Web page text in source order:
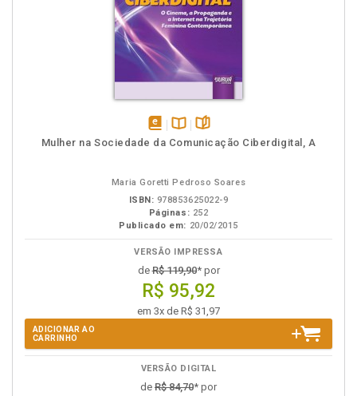
disponívelDisponível
páginas
Mulher na Sociedade da Comunicação Ciberdigital, A
Maria Goretti Pedroso Soares
ISBN: 978853625022-9
Páginas: 252
Publicado em: 20/02/2015
VERSÃO IMPRESSA
deR$ 119,90* por
R$ 95,92
em 3x de R$ 31,97
ADICIONAR AO
CARRINHO
VERSÃO DIGITAL
de R$ 84,70* por